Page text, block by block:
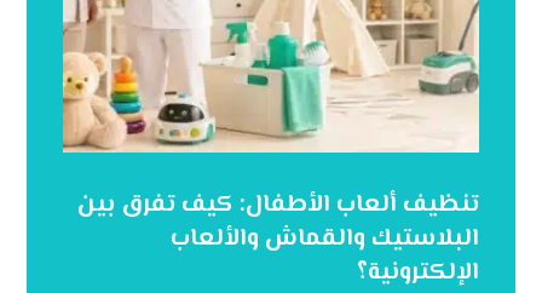
تنظيف ألعاب الأطفال: كيف تفرق بين
البلاستيك والقماش والألعاب
الإلكترونية؟